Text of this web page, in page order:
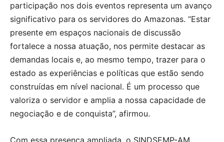
participação nos dois eventos representa um avanço
significativo para os servidores do Amazonas. “Estar
presente em espaços nacionais de discussão
fortalece a nossa atuação, nos permite destacar as
demandas locais e, ao mesmo tempo, trazer para o
estado as experiências e políticas que estão sendo
construídas em nível nacional. É um processo que
valoriza o servidor e amplia a nossa capacidade de
negociação e de conquista”, afirmou.